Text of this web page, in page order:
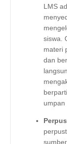
LMS
siswa.
materi
dan
umpan